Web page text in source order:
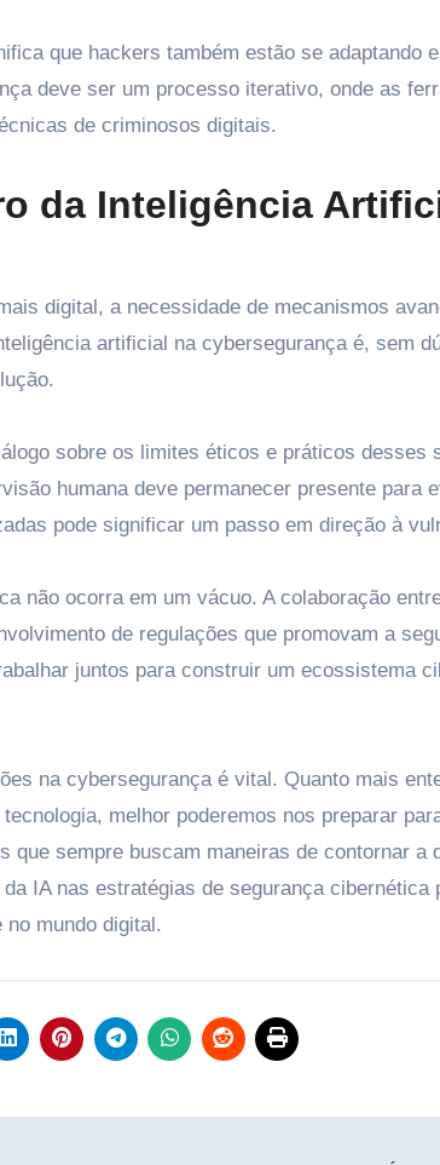
que hackers também estão se adaptando
deve ser um processo iterativo, onde as
de criminosos digitais.
da Inteligência
digital, a necessidade de mecanismos
artificial na cybersegurança é, sem
sobre os limites éticos e práticos desses
humana deve permanecer presente para
pode significar um passo em direção à
não ocorra em um vácuo. A colaboração
de regulações que promovam a
juntos para construir um ecossistema
na cybersegurança é vital. Quanto mais
melhor poderemos nos preparar
sempre buscam maneiras de contornar a
IA nas estratégias de segurança cibernética
mundo digital.